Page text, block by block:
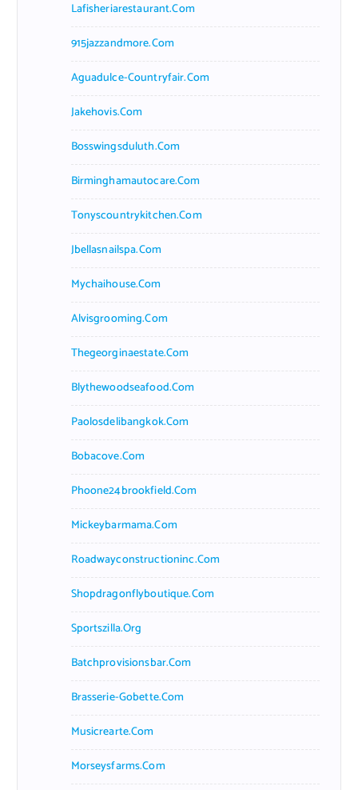
Lafisheriarestaurant.com
915jazzandmore.com
Aguadulce-Countryfair.com
Jakehovis.com
Bosswingsduluth.com
Birminghamautocare.com
Tonyscountrykitchen.com
Jbellasnailspa.com
Mychaihouse.com
Alvisgrooming.com
Thegeorginaestate.com
Blythewoodseafood.com
Paolosdelibangkok.com
Bobacove.com
Phoone24brookfield.com
Mickeybarmama.com
Roadwayconstructioninc.com
Shopdragonflyboutique.com
Sportszilla.org
Batchprovisionsbar.com
Brasserie-Gobette.com
Musicrearte.com
Morseysfarms.com